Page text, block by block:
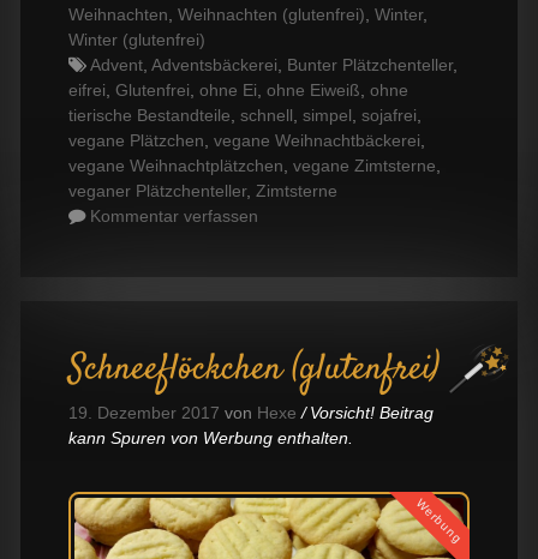
Weihnachten Weihnachten (glutenfrei) Winter,
Winter (glutenfrei)
Tags
Advent Adventsbäckerei Bunter Plätzchenteller,
eifrei
Glutenfrei ohne Ei ohne Eiweiß ohne
tierische Bestandteile schnell simpel sojafrei
vegane Plätzchen vegane Weihnachtbäckerei
vegane Weihnachtplätzchen vegane Zimtsterne
veganer Plätzchenteller, Zimtsterne
Kommentar verfassen
Schneeflöckchen (glutenfrei)
19. Dezember 2017 von Hexe
Vorsicht! Beitrag
kann Spuren von Werbung enthalten.
Werbung